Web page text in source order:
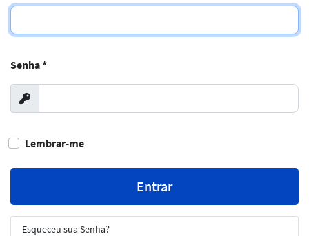
Senha*
Exibir
Lembrar-me
Entrar
Esqueceu sua Senha?